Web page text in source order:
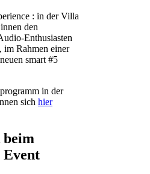
: in der Villa
den
Enthusiasten
im Rahmen einer
smart #5
in der
sich hier
beim
Event